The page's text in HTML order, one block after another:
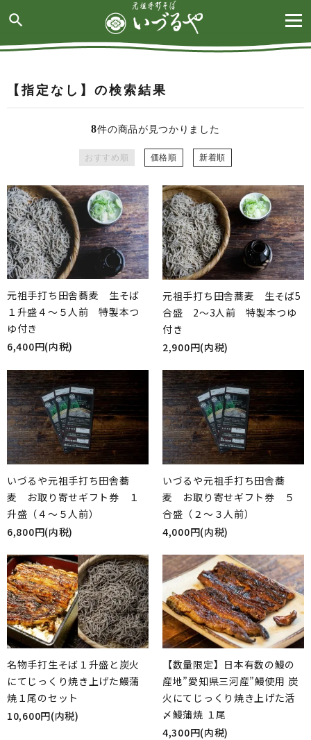
search
生そば
お蕎麦のお供
【指定なし】の検索結果
8件の商品が見つかりました
おすすめ順 価格順 新着順
元祖手打ち田舎蕎麦 生そば
１升盛４～５人前 特製本つ
ゆ付き
6,400円(内税)
元祖手打ち田舎蕎麦 生そば5
合盛 2～3人前 特製本つゆ
付き
2,900円(内税)
いづるや元祖手打ち田舎蕎
麦 お取り寄せギフト券 １
升盛（４～５人前）
6,800円(内税)
いづるや元祖手打ち田舎蕎
麦 お取り寄せギフト券 ５
合盛（２～３人前）
4,000円(内税)
名物手打生そば１升盛と炭火
にてじっくり焼き上げた鰻蒲
焼１尾のセット
10,600円(内税)
【数量限定】日本有数の鰻の
産地”愛知県三河産”鰻使用 炭
火にてじっくり焼き上げた活
〆鰻蒲焼 １尾
4,300円(内税)